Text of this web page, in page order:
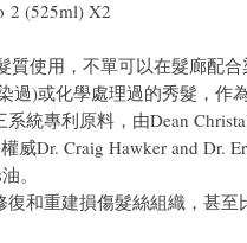
2 (525ml) X2
質使用，不單可以在髮廊配
過)或化學處理過的秀髮，作為
統專利原料，由Dean
威Dr. Craig Hawker and Dr.
。
和重建損傷髮絲組織，甚至